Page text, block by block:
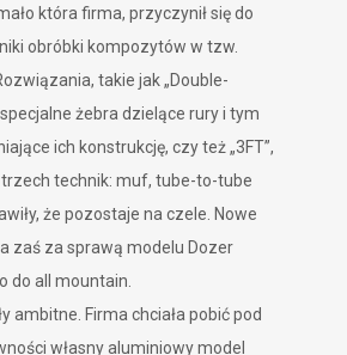
która firma, przyczynił się do
obróbki kompozytów w tzw.
takie jak „Double-
żebra dzielące rury i tym
ich konstrukcję, czy też „3FT”,
technik: muf, tube-to-tube
że pozostaje na czele. Nowe
zaś za sprawą modelu Dozer
do all mountain.
ambitne. Firma chciała pobić pod
własny aluminiowy model